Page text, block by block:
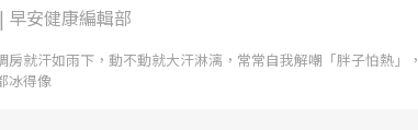
早安健康編輯部
房就汗如雨下，動不動就大汗淋漓，常常自我解嘲「胖子怕熱」，
冰得像